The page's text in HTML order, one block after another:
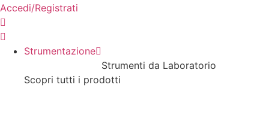
Accedi/Registrati
Strumentazione
Strumenti da Laboratorio
Scopri tutti i prodotti